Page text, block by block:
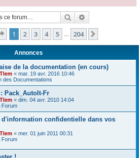
c
Rechercher
Page 1sur204
1 2 3 4 5 204
Annonces
de la documentation (en cours)
Tlem « mar. 19 avr. 2016 10:46
des Documentations
Pack_AutoIt-Fr
Tlem « dim. 04 avr. 2010 14:04
Forum
d'information confidentielle dans vos
Tlem « mer. 01 juin 2011 00:31
Forum